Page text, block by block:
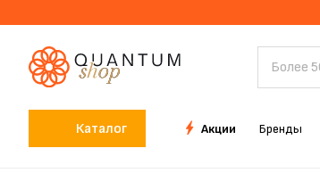
Каталог Акции Бренды